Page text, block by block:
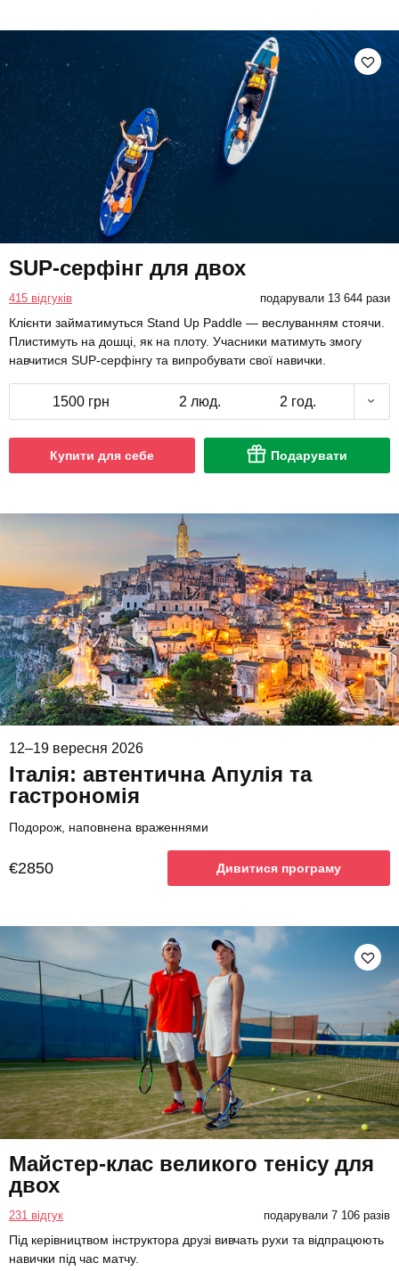
SUP-серфінг для двох
415 відгуків подарували 13 644 рази
Клієнти займатимуться Stand Up Paddle — веслуванням стоячи.
Плистимуть на дошці, як на плоту. Учасники матимуть змогу
навчитися SUP-серфінгу та випробувати свої навички.
1500 грн 2 люд. 2 год.
Купити для себе Подарувати
12–19 вересня 2026
Італія: автентична Апулія та
гастрономія
Подорож, наповнена враженнями
€2850 Дивитися програму
Майстер-клас великого тенісу для
двох
231 відгук подарували 7 106 разів
Під керівництвом інструктора друзі вивчать рухи та відпрацюють
навички під час матчу.